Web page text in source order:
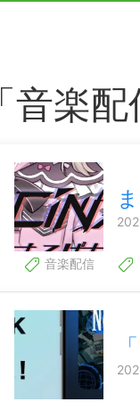
「音楽
音楽配信